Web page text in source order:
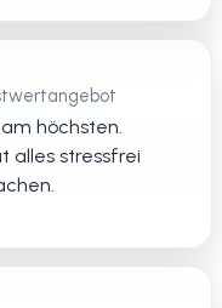
höchsten.
alles stressfrei